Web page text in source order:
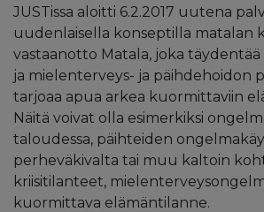
JUSTissa aloitti 6.2.2017 uutena
uudenlaisella konseptilla matalan
vastaanotto Matala, joka täydentää
ja mielenterveys- ja päihdehoidon
tarjoaa apua arkea kuormittaviin
Näitä voivat olla esimerkiksi
taloudessa, päihteiden
perheväkivalta tai muu kaltoin
kriisitilanteet,
kuormittava elämäntilanne.